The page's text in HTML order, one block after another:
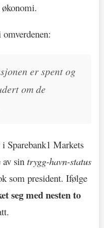
er spent og
om de
i Sparebank1 Markets
sin trygg-havn-status
som president. Ifølge
seg med nesten to